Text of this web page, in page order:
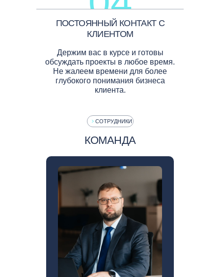
Держим вас в курсе и готовы
обсуждать проекты в любое время.
Не жалеем времени для более
глубокого понимания бизнеса
клиента.
ПОСТОЯННЫЙ КОНТАКТ С
КЛИЕНТОМ
КОМАНДА
СОТРУДНИКИ